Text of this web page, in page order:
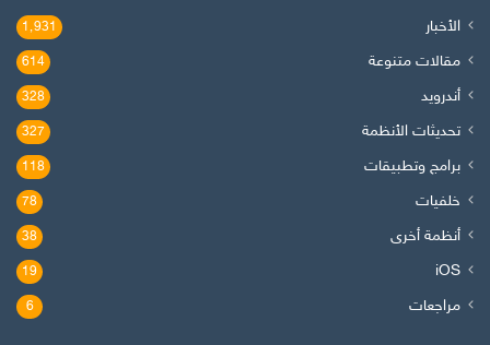
الأخبار 1٬931
مقالات متنوعة 614
أندرويد 328
تحديثات الأنظمة 327
برامج وتطبيقات 118
خلفيات 78
أنظمة أخرى 38
iOS
19
مراجعات 6